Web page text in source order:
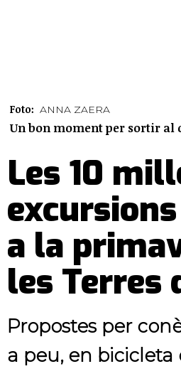
Foto: ANNA ZAERA
Un bon moment per sortir al
Les 10
a la
les Terres
Propostes per
a peu, en bicicleta